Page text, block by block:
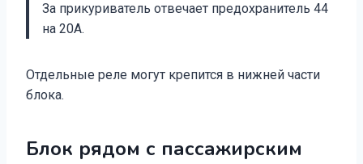
За прикуриватель отвечает предохранитель 44
на 20А.
Отдельные реле могут крепится в нижней части
блока.
Блок рядом с пассажирским